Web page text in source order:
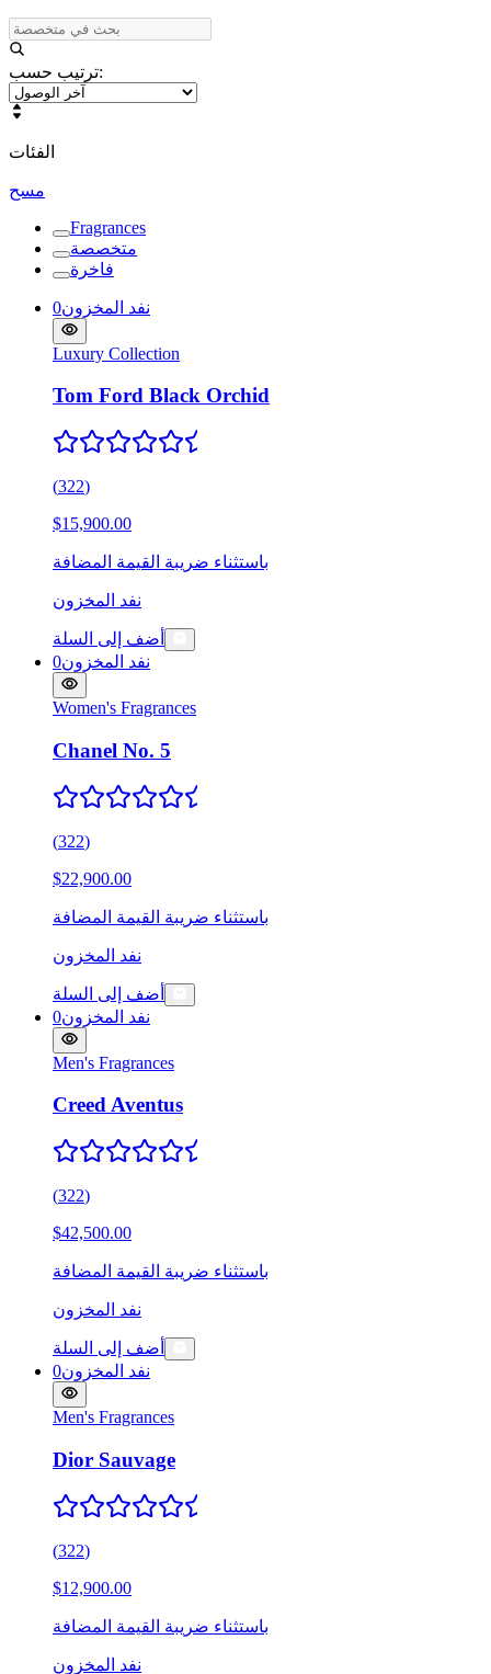
ترتيب حسب:
الفئات
مسح
Fragrances
متخصصة
فاخرة
نفد المخزون0
Luxury Collection
Tom Ford Black Orchid
(322)
$15,900.00
باستثناء ضريبة القيمة المضافة
نفد المخزون
أضف إلى السلة
نفد المخزون0
Women's Fragrances
Chanel No. 5
(322)
$22,900.00
باستثناء ضريبة القيمة المضافة
نفد المخزون
أضف إلى السلة
نفد المخزون0
Men's Fragrances
Creed Aventus
(322)
$42,500.00
باستثناء ضريبة القيمة المضافة
نفد المخزون
أضف إلى السلة
نفد المخزون0
Men's Fragrances
Dior Sauvage
(322)
$12,900.00
باستثناء ضريبة القيمة المضافة
نفد المخزون